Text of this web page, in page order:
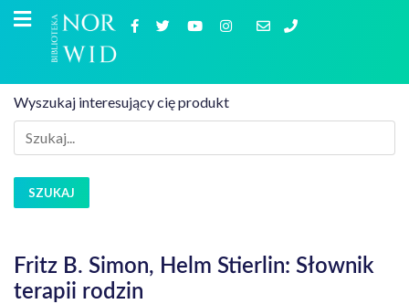
Wyszukaj interesujący cię produkt
SZUKAJ
Fritz B. Simon, Helm Stierlin: Słownik
terapii rodzin